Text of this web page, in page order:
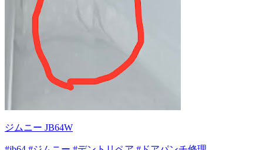
ジムニー JB64W